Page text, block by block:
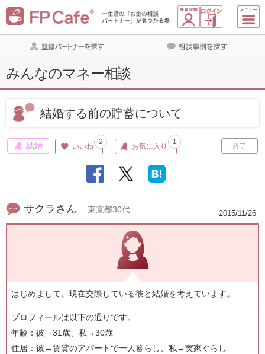
みんなのマネー相談
結婚する前の貯蓄について
結婚 いいね
2
お気に入り
1 終了
サクラさん 東京都30代 2015/11/26
はじめまして。現在交際している彼と結婚を考えています。
プロフィールは以下の通りです。
年齢：彼→31歳、私→30歳
住居：彼→賃貸のアパートで一人暮らし、私→実家ぐらし